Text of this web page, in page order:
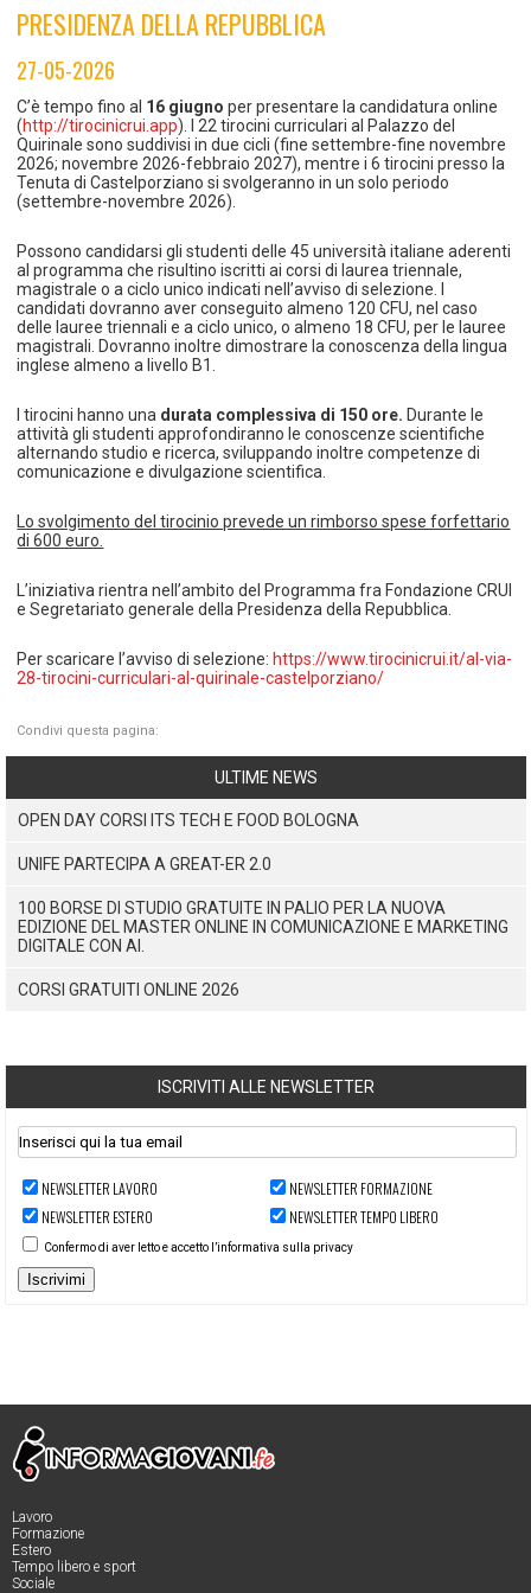
Coordinamento Provinciale Ferrarese Informagiovani
PRESIDENZA DELLA REPUBBLICA
27-05-2026
C’è tempo fino al 16 giugno per presentare la candidatura online
(http://tirocinicrui.app). I 22 tirocini curriculari al Palazzo del
Quirinale sono suddivisi in due cicli (fine settembre-fine novembre
2026; novembre 2026-febbraio 2027), mentre i 6 tirocini presso la
Tenuta di Castelporziano si svolgeranno in un solo periodo
(settembre-novembre 2026).
Possono candidarsi gli studenti delle 45 università italiane aderenti
al programma che risultino iscritti ai corsi di laurea triennale,
magistrale o a ciclo unico indicati nell’avviso di selezione. I
candidati dovranno aver conseguito almeno 120 CFU, nel caso
delle lauree triennali e a ciclo unico, o almeno 18 CFU, per le lauree
magistrali. Dovranno inoltre dimostrare la conoscenza della lingua
inglese almeno a livello B1.
I tirocini hanno una durata complessiva di 150 ore. Durante le
attività gli studenti approfondiranno le conoscenze scientifiche
alternando studio e ricerca, sviluppando inoltre competenze di
comunicazione e divulgazione scientifica.
Lo svolgimento del tirocinio prevede un rimborso spese forfettario
di 600 euro.
L’iniziativa rientra nell’ambito del Programma fra Fondazione CRUI
e Segretariato generale della Presidenza della Repubblica.
Per scaricare l’avviso di selezione:https://www.tirocinicrui.it/al-via-
28-tirocini-curriculari-al-quirinale-castelporziano/
Condivi questa pagina:
ULTIME NEWS
OPEN DAY CORSI ITS TECH E FOOD BOLOGNA
UNIFE PARTECIPA A GREAT-ER 2.0
100 BORSE DI STUDIO GRATUITE IN PALIO PER LA NUOVA
EDIZIONE DEL MASTER ONLINE IN COMUNICAZIONE E MARKETING
DIGITALE CON AI.
CORSI GRATUITI ONLINE 2026
ISCRIVITI ALLE NEWSLETTER
NEWSLETTER LAVORO
NEWSLETTER FORMAZIONE
NEWSLETTER ESTERO
NEWSLETTER TEMPO LIBERO
Confermo di aver letto e accetto l’informativa sulla privacy
Iscrivimi
Lavoro
Formazione
Estero
Tempo libero e sport
Sociale